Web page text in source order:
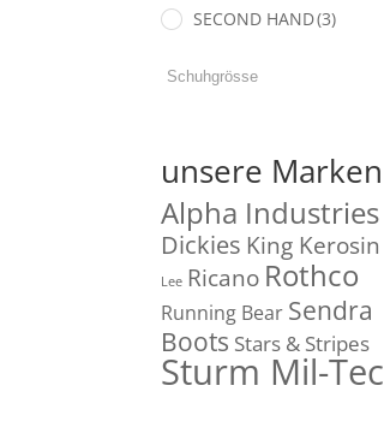
SECOND HAND(3)
unsere Marken
Alpha Industries
Dickies King Kerosin
Lee Ricano Rothco
Running Bear Sendra
Boots Stars & Stripes
Sturm Mil-Tec